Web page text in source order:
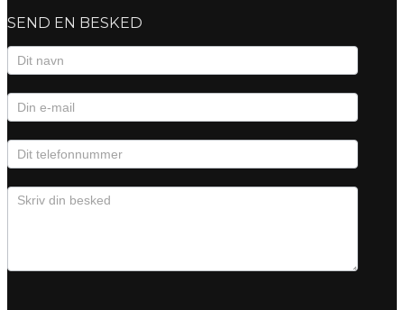
SEND EN BESKED
Kontaktformular